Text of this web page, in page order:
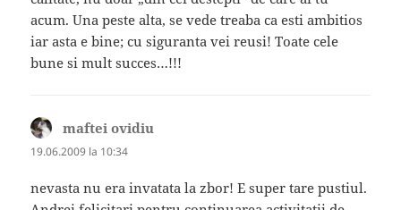
acum. Una peste alta, se vede treaba ca esti ambitios
iar asta e bine; cu siguranta vei reusi! Toate cele
bune si mult succes…!!!
maftei ovidiu
19.06.2009 la 10:34
nevasta nu era invatata la zbor! E super tare pustiul.